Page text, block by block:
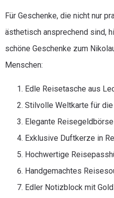
Für Geschenke, die nicht nur
ästhetisch ansprechend sind,
schöne Geschenke zum
Menschen:
Edle Reisetasche aus
Stilvolle Weltkarte für die
Elegante
Exklusive Duftkerze in
Hochwertige
Handgemachtes
Edler Notizblock mit